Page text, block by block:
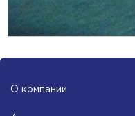
О компании